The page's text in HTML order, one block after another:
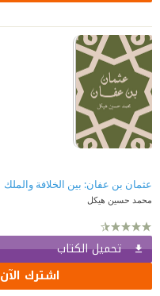
عثمان بن عفان: بين الخلافة والملك
محمد حسين هيكل
تحميل الكتاب
اشترك الآن